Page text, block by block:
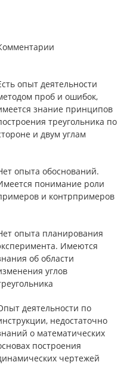
опыт деятельности
проб и ошибок,
знание принципов
треугольника по
и двум углам
опыта обоснований.
понимание роли
и контрпримеров
опыта планирования
Имеются
об области
углов
деятельности по
недостаточно
о математических
построения
чертежей